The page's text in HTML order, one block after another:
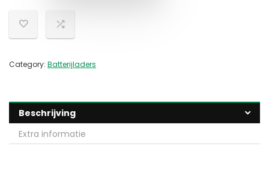
Category: Batterijladers
Beschrijving
Extra informatie